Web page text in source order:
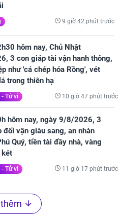
9 giờ 42 phút trước
hôm nay, Chủ Nhật
3 con giáp tài vận hanh thông,
như 'cá chép hóa Rồng', vét
trong thiên hạ
- Tử vi 10 giờ 47 phút trước
hôm nay, ngày 9/8/2026, 3
đổi vận giàu sang, an nhàn
Quý, tiền tài đầy nhà, vàng
két
- Tử vi 11 giờ 17 phút trước